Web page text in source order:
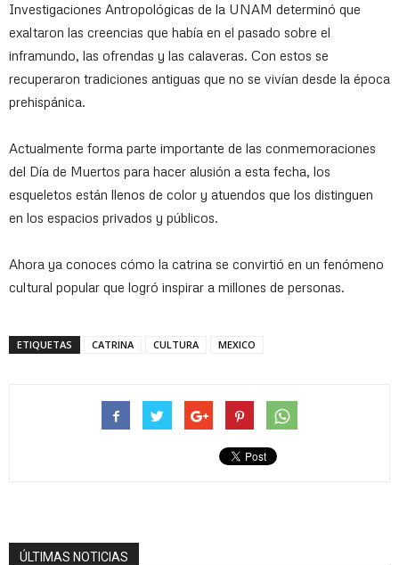
Investigaciones Antropológicas de la UNAM determinó que
exaltaron las creencias que había en el pasado sobre el
inframundo, las ofrendas y las calaveras. Con estos se
recuperaron tradiciones antiguas que no se vivían desde la época
prehispánica.
Actualmente forma parte importante de las conmemoraciones
del Día de Muertos para hacer alusión a esta fecha, los
esqueletos están llenos de color y atuendos que los distinguen
en los espacios privados y públicos.
Ahora ya conoces cómo la catrina se convirtió en un fenómeno
cultural popular que logró inspirar a millones de personas.
ETIQUETAS CATRINA CULTURA MEXICO
ÚLTIMAS NOTICIAS